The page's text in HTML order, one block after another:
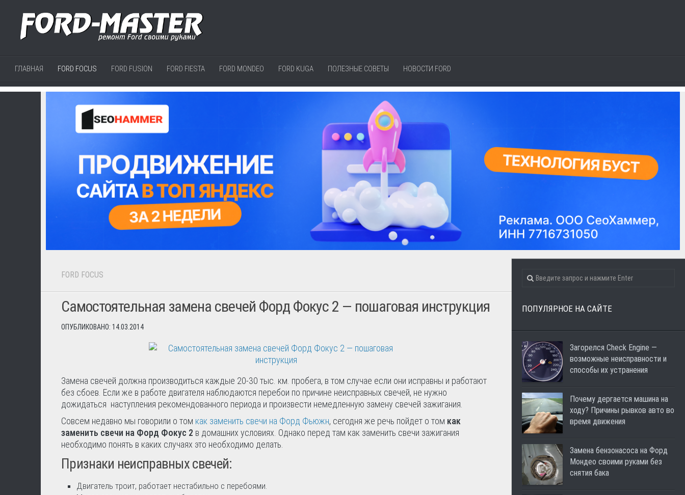
ГЛАВНАЯ FORD FOCUS FORD FUSION FORD FIESTA FORD MONDEO FORD KUGA ПОЛЕЗНЫЕ СОВЕТЫ НОВОСТИ FORD
FORD FOCUS
Самостоятельная замена свечей Форд Фокус 2 — пошаговая инструкция
ОПУБЛИКОВАНО: 14.03.2014
Замена свечей должна производиться каждые 20-30 тыс. км. пробега, в том случае если они исправны и работают
без сбоев. Если же в работе двигателя наблюдаются перебои по причине неисправных свечей, не нужно
дожидаться наступления рекомендованного периода и произвести немедленную замену свечей зажигания.
Совсем недавно мы говорили о том как заменить свечи на Форд Фьюжн, сегодня же речь пойдет о том как
заменить свечи на Форд Фокус 2 в домашних условиях. Однако перед там как заменить свечи зажигания
необходимо понять в каких случаях это необходимо делать.
Признаки неисправных свечей:
Двигатель троит, работает нестабильно с перебоями.
ПОПУЛЯРНОЕ НА САЙТЕ
Загорелся Check Engine —
возможные неисправности и
способы их устранения
Почему дергается машина на
ходу? Причины рывков авто во
время движения
Замена бензонасоса на Форд
Мондео своими руками без
снятия бака